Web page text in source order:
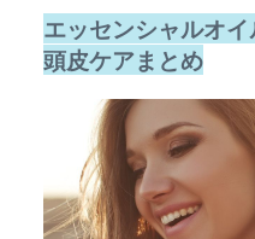
エッセンシャルオ
頭皮ケアまとめ